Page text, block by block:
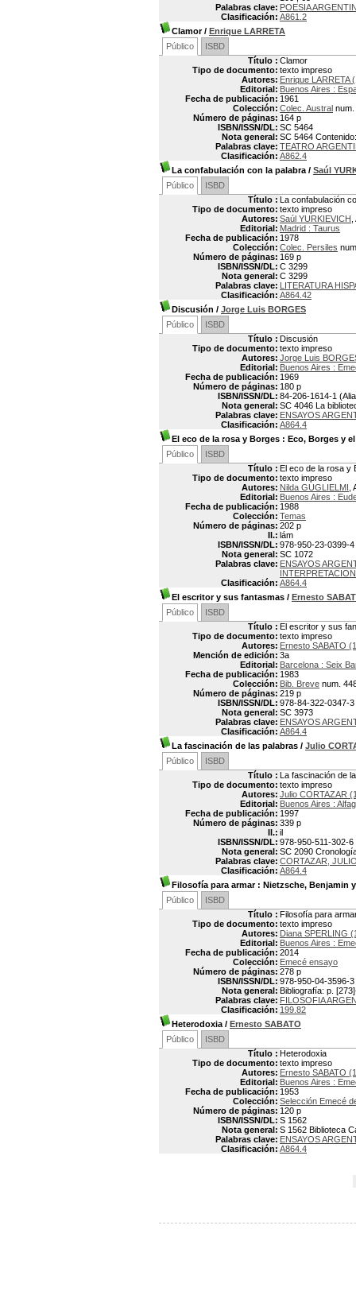
Palabras clave: POESIA
Clasificación: A861.2
Clamor/ Enrique LARRETA
Público
ISBD
Título : Clamor
Tipo de documento: texto impreso
Autores: Enrique LARRETA
Editorial: Buenos Aires :
Fecha de publicación: 1961
Colección: Colec. Austral num.
Número de páginas: 164 p
ISBN/ISSN/DL: SC 5464
Nota general: SC 5464
Palabras clave: TEATRO
Clasificación: A862.4
La confabulación con la palabra / Saúl
Público
ISBD
Título : La confabulación
Tipo de documento: texto impreso
Autores: Saúl YURKIEVICH
Editorial: Madrid : Taurus
Fecha de publicación: 1978
Colección: Colec. Persiles
Número de páginas: 169 p
ISBN/ISSN/DL: C 3299
Nota general: C 3299
Palabras clave: LITERATURA
Clasificación: A864.42
Discusión / Jorge Luis BORGES
Público
ISBD
Título : Discusión
Tipo de documento: texto impreso
Autores: Jorge Luis
Editorial: Buenos Aires :
Fecha de publicación: 1969
Número de páginas: 180 p
ISBN/ISSN/DL: 84-206-1614-1
Nota general: SC 4046 La
Palabras clave: ENSAYOS
Clasificación: A864.4
El eco de la rosa y Borges : Eco, Borges y
Público
ISBD
Título : El eco de la rosa y
Tipo de documento: texto impreso
Autores: Nilda GUGLIELMI ,
Editorial: Buenos Aires :
Fecha de publicación: 1988
Colección: Temas
Número de páginas: 202 p
Il.: lám
ISBN/ISSN/DL: 978-950-23-0399-4
Nota general: SC 1072
Palabras clave: ENSAYOS
INTERPRETACION
Clasificación: A864.4
El escritor y sus fantasmas / Ernesto
Público
ISBD
Título : El escritor y sus
Tipo de documento: texto impreso
Autores: Ernesto SABATO
Mención de edición: 3a
Editorial: Barcelona : Seix
Fecha de publicación: 1983
Colección: Bib. Breve num.
Número de páginas: 219 p
ISBN/ISSN/DL: 978-84-322-0347-3
Nota general: SC 3973
Palabras clave: ENSAYOS
Clasificación: A864.4
La fascinación de las palabras / Julio
Público
ISBD
Título : La fascinación de
Tipo de documento: texto impreso
Autores: Julio CORTAZAR
Editorial: Buenos Aires :
Fecha de publicación: 1997
Número de páginas: 339 p
Il.: il
ISBN/ISSN/DL: 978-950-511-302-6
Nota general: SC 2090
Palabras clave: CORTAZAR,
Clasificación: A864.4
Filosofía para armar: Nietzsche, Benjamin
Público
ISBD
Título : Filosofía para
Tipo de documento: texto impreso
Autores: Diana SPERLING
Editorial: Buenos Aires :
Fecha de publicación: 2014
Colección: Emecé ensayo
Número de páginas: 278 p
ISBN/ISSN/DL: 978-950-04-3596-3
Nota general: Bibliografía: p.
Palabras clave: FILOSOFIA
Clasificación: 199.82
Heterodoxia / Ernesto SABATO
Público
ISBD
Título : Heterodoxia
Tipo de documento: texto impreso
Autores: Ernesto SABATO
Editorial: Buenos Aires :
Fecha de publicación: 1953
Colección: Selección Emecé
Número de páginas: 120 p
ISBN/ISSN/DL: S 1562
Nota general: S 1562 Biblioteca
Palabras clave: ENSAYOS
Clasificación: A864.4